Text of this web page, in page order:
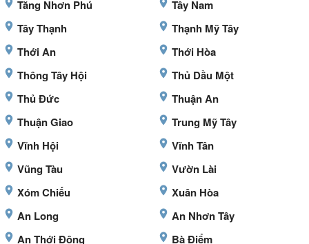
Tăng Nhơn Phú
Tây Nam
Tây Thạnh
Thạnh Mỹ Tây
Thới An
Thới Hòa
Thông Tây Hội
Thủ Dầu Một
Thủ Đức
Thuận An
Thuận Giao
Trung Mỹ Tây
Vĩnh Hội
Vĩnh Tân
Vũng Tàu
Vườn Lài
Xóm Chiếu
Xuân Hòa
An Long
An Nhơn Tây
An Thới Đông
Bà Điểm